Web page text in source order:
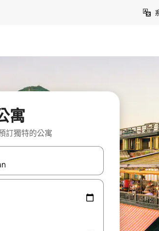
寓
訂獨特的公寓
容時請使用上下箭頭，或輕點、滑動裝置。